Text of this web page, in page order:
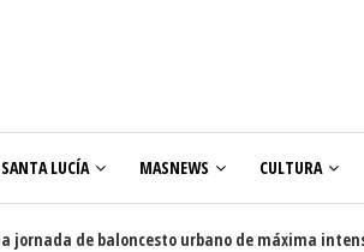
SANTA LUCÍA MASNEWS CULTURA
de baloncesto urbano de máxima intensidad